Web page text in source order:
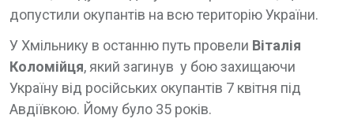
допустили окупантів на всю територію України.
У Хмільнику в останню путь провели Віталія
Коломійця, який загинув у бою захищаючи
Україну від російських окупантів 7 квітня під
Авдіївкою. Йому було 35 років.